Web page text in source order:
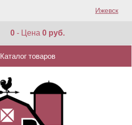
Ижевск
0 - Цена0 руб.
Каталог товаров